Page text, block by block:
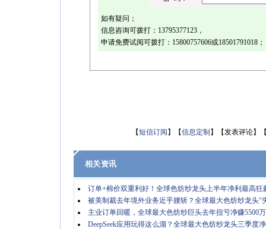
如有疑问；
信息咨询可拨打： 13795377123，
申请免费试阅可拨打： 15800757606或18501791018；
【短信订阅 】【信息定制 】【发表评论】
相关资讯
订单+棉价双重利好！全球色纺纱龙头上半年净利最高狂
被美制裁去年境外业务近乎腰斩？全球最大色纺纱龙头“
主业订单回暖，全球最大色纺纱巨头去年扭亏净赚5500
DeepSeek应用玩得这么溜？全球最大色纺纱龙头三季度